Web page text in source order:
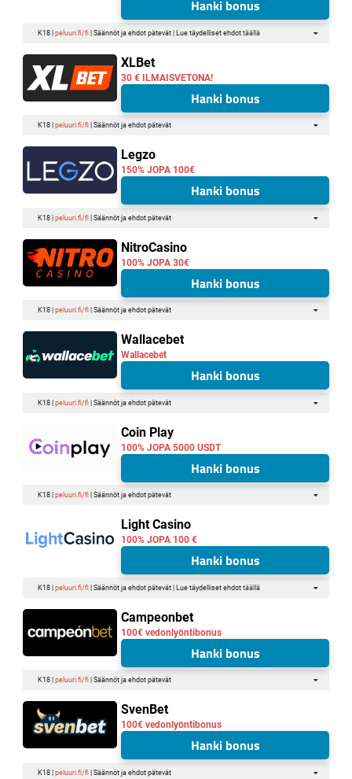
Hanki bonus
K18 | peluuri.fi/fi| Säännöt ja ehdot pätevät | Lue täydelliset ehdot täällä
XLBet
30 € ILMAISVETONA!
Hanki bonus
K18 | peluuri.fi/fi| Säännöt ja ehdot pätevät
Legzo
150% JOPA 100€
Hanki bonus
K18 | peluuri.fi/fi| Säännöt ja ehdot pätevät
NitroCasino
100% JOPA 30€
Hanki bonus
K18 | peluuri.fi/fi| Säännöt ja ehdot pätevät
Wallacebet
Wallacebet
Hanki bonus
K18 | peluuri.fi/fi| Säännöt ja ehdot pätevät
Coin Play
100% JOPA 5000 USDT
Hanki bonus
K18 | peluuri.fi/fi| Säännöt ja ehdot pätevät
Light Casino
100% JOPA 100 €
Hanki bonus
K18 | peluuri.fi/fi| Säännöt ja ehdot pätevät | Lue täydelliset ehdot täällä
Campeonbet
100€ vedonlyöntibonus
Hanki bonus
K18 | peluuri.fi/fi| Säännöt ja ehdot pätevät
SvenBet
100€ vedonlyöntibonus
Hanki bonus
K18 | peluuri.fi/fi| Säännöt ja ehdot pätevät